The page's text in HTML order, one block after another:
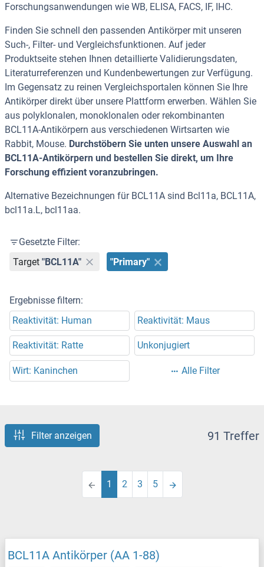
Forschungsanwendungen wie WB, ELISA, FACS, IF, IHC.
Finden Sie schnell den passenden Antikörper mit unseren
Such-, Filter- und Vergleichsfunktionen. Auf jeder
Produktseite stehen Ihnen detaillierte Validierungsdaten,
Literaturreferenzen und Kundenbewertungen zur Verfügung.
Im Gegensatz zu reinen Vergleichsportalen können Sie Ihre
Antikörper direkt über unsere Plattform erwerben. Wählen Sie
aus polyklonalen, monoklonalen oder rekombinanten
BCL11A-Antikörpern aus verschiedenen Wirtsarten wie
Rabbit, Mouse. Durchstöbern Sie unten unsere Auswahl an
BCL11A-Antikörpern und bestellen Sie direkt, um Ihre
Forschung effizient voranzubringen.
Alternative Bezeichnungen für BCL11A sind Bcl11a, BCL11A,
bcl11a.L, bcl11aa.
Gesetzte Filter:
Target "BCL11A" "Primary"
Ergebnisse filtern:
Reaktivität: Human
Reaktivität: Maus
Reaktivität: Ratte Unkonjugiert
Wirt: Kaninchen Alle Filter
Filter anzeigen 91 Treffer
1 2 3 5
BCL11A Antikörper (AA 1-88)